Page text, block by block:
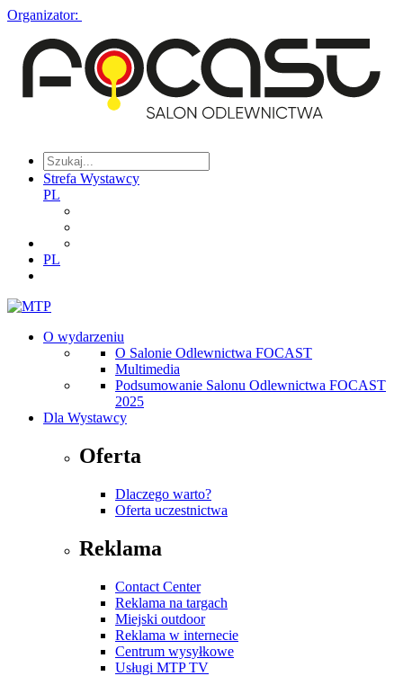
Organizator:
Strefa Wystawcy
PL
PL
O wydarzeniu
O Salonie Odlewnictwa FOCAST
Multimedia
Podsumowanie Salonu Odlewnictwa FOCAST
2025
Dla Wystawcy
Oferta
Dlaczego warto?
Oferta uczestnictwa
Reklama
Contact Center
Reklama na targach
Miejski outdoor
Reklama w internecie
Centrum wysyłkowe
Usługi MTP TV